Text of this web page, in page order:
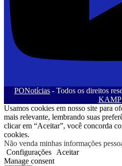
PONotícias - Todos os direitos
KAMP
Usamos cookies em nosso site para
mais relevante, lembrando suas
clicar em “Aceitar”, você concorda
cookies.
Não venda minhas informações
Configurações
Aceitar
Manage consent